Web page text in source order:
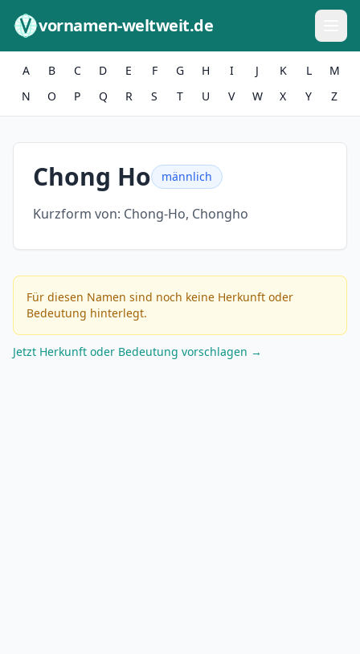
vornamen-weltweit.de
A B C D E F G H I J K L
M
N
O P Q R S T U V W X Y Z
Chong Ho männlich
Kurzform von: Chong-Ho, Chongho
Für diesen Namen sind noch keine Herkunft oder
Bedeutung hinterlegt.
Jetzt Herkunft oder Bedeutung vorschlagen →